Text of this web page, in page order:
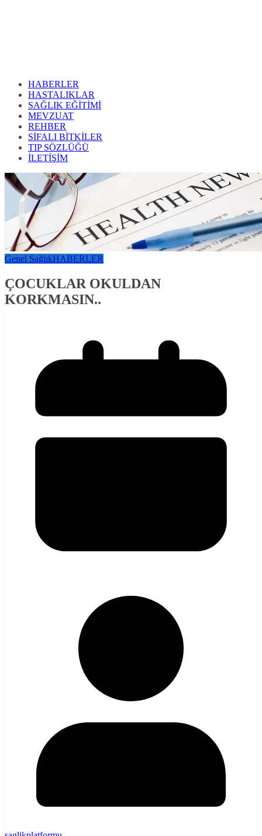
HABERLER
HASTALIKLAR
SAĞLIK EĞİTİMİ
MEVZUAT
REHBER
SİFALI BİTKİLER
TIP SÖZLÜĞÜ
İLETİŞİM
Genel SağlıkHABERLER
ÇOCUKLAR OKULDAN
KORKMASIN..